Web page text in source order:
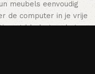
meubels eenvoudig
de computer in je vrije
bladert en het
online winkel biedt
voor zowel thuis als